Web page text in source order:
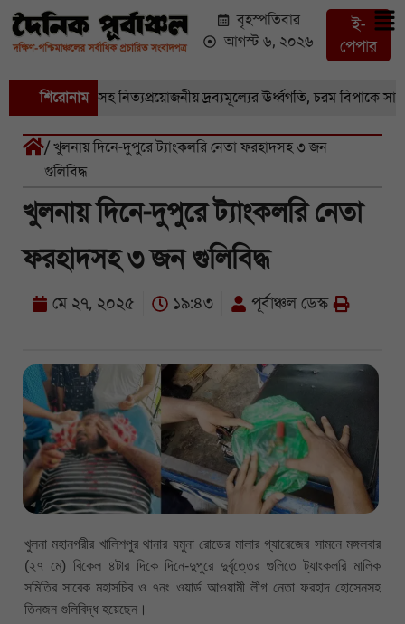
বৃহস্পতিবার
আগস্ট ৬, ২০২৬
ই-
পেপার
শিরোনাম
সবজি-সহ নিত্যপ্রয়োজনীয় দ্রব্যমূল্যের ঊর্ধ্বগতি, চরম বিপাকে
/ খুলনায় দিনে-দুপুরে ট্যাংকলরি নেতা ফরহাদসহ ৩ জন
গুলিবিদ্ধ
খুলনায় দিনে-দুপুরে ট্যাংকলরি নেতা
ফরহাদসহ ৩ জন গুলিবিদ্ধ
মে ২৭, ২০২৫ ১৯:৪৩ পূর্বাঞ্চল ডেস্ক
খুলনা মহানগরীর খালিশপুর থানার যমুনা রোডের মালার গ্যারেজের সামনে মঙ্গলবার
(২৭ মে) বিকেল ৪টার দিকে দিনে-দুপুরে দুর্বৃত্তের গুলিতে ট্যাংকলরি মালিক
সমিতির সাবেক মহাসচিব ও ৭নং ওয়ার্ড আওয়ামী লীগ নেতা ফরহাদ হোসেনসহ
তিনজন গুলিবিদ্ধ হয়েছেন।